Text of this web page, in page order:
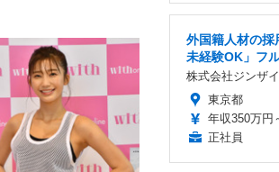
ANDWINT オフィスチェ
ア デスクチェア 肘なし メ
ッシュ 通気性 ランバーサ
MiniLED/24.5inch/280Hz/FHD】
THE SHOOTER
Monitor 24” Essential ゲ
アイリスオーヤマ ペット
シーツ 超厚型 お徳用 レギ
ュラー 200枚入
外国籍人材の採
未経験OK」フ
株式会社ジンザ
東京都
年収350万円
正社員